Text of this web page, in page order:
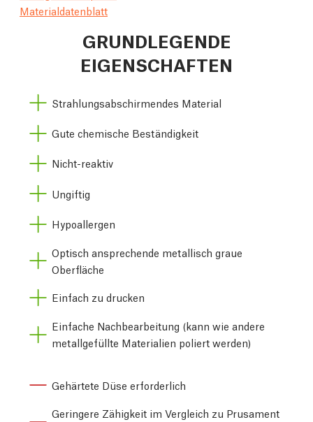
Materialdatenblatt
GRUNDLEGENDE
EIGENSCHAFTEN
Strahlungsabschirmendes Material
Gute chemische Beständigkeit
Nicht-reaktiv
Ungiftig
Hypoallergen
Optisch ansprechende metallisch graue
Oberfläche
Einfach zu drucken
Einfache Nachbearbeitung (kann wie andere
metallgefüllte Materialien poliert werden)
Gehärtete Düse erforderlich
Geringere Zähigkeit im Vergleich zu Prusament